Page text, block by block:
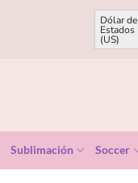
Dólar
(US)
Sublimación Soccer